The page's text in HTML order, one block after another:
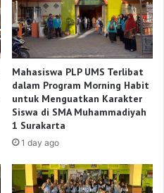
Mahasiswa PLP UMS Terlibat
dalam Program Morning Habit
untuk Menguatkan Karakter
Siswa di SMA Muhammadiyah
1 Surakarta
1 day ago